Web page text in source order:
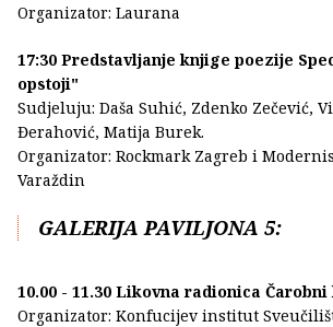
Organizator: Laurana
17:30 Predstavljanje knjige poezije
opstoji"
Sudjeluju: Daša Suhić, Zdenko Zečević,
Đerahović, Matija Burek.
Organizator: Rockmark Zagreb i
Varaždin
GALERIJA PAVILJONA 5:
10.00 - 11.30 Likovna radionica
Organizator: Konfucijev institut